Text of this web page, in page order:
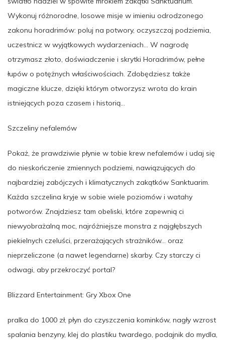
Wykonuj różnorodne, losowe misje w imieniu odrodzonego
zakonu horadrimów: poluj na potwory, oczyszczaj podziemia,
uczestnicz w wyjątkowych wydarzeniach… W nagrodę
otrzymasz złoto, doświadczenie i skrytki Horadrimów, pełne
łupów o potężnych właściwościach. Zdobędziesz także
magiczne klucze, dzięki którym otworzysz wrota do krain
istniejących poza czasem i historią…
Szczeliny nefalemów
Pokaż, że prawdziwie płynie w tobie krew nefalemów i udaj się
do nieskończenie zmiennych podziemi, nawiązujących do
najbardziej zabójczych i klimatycznych zakątków Sanktuarim.
Każda szczelina kryje w sobie wiele poziomów i watahy
potworów. Znajdziesz tam obeliski, które zapewnią ci
niewyobrażalną moc, najróżniejsze monstra z najgłębszych
piekielnych czeluści, przerażających strażników… oraz
nieprzeliczone (a nawet legendarne) skarby. Czy starczy ci
odwagi, aby przekroczyć portal?
Blizzard Entertainment: Gry Xbox One
pralka do 1000 zł, płyn do czyszczenia kominków, nagły wzrost
spalania benzyny, klej do plastiku twardego, podajnik do mydla,